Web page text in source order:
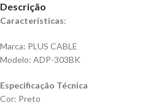
Descrição
Características:
Marca: PLUS CABLE
Modelo: ADP-303BK
Especificação Técnica
Cor: Preto